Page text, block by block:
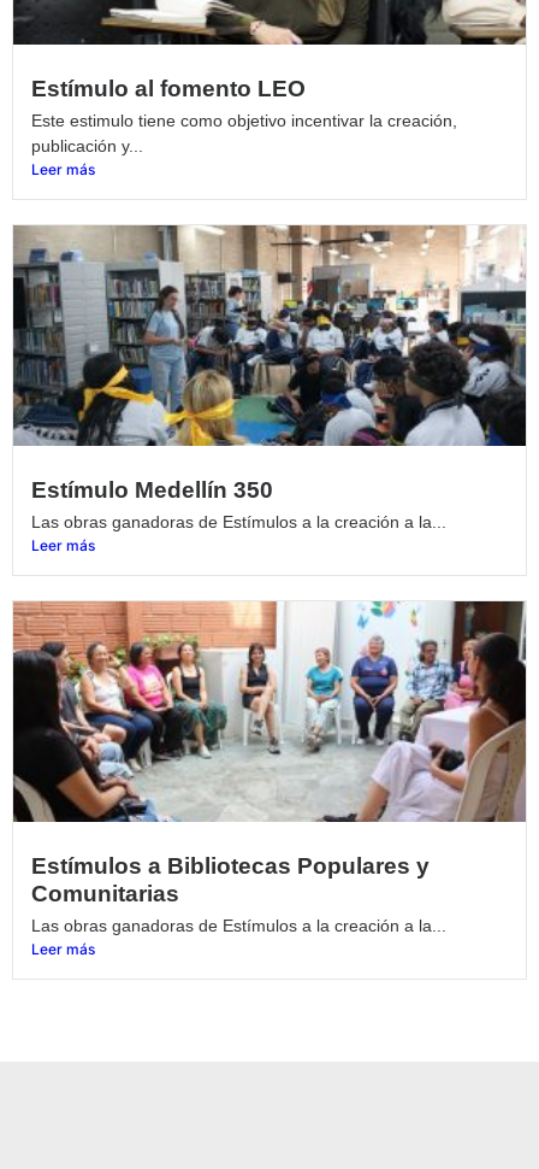
Estímulo al fomento LEO
Este estimulo tiene como objetivo incentivar la creación,
publicación y...
Leer más
Estímulo Medellín 350
Las obras ganadoras de Estímulos a la creación a la...
Leer más
Estímulos a Bibliotecas Populares y
Comunitarias
Las obras ganadoras de Estímulos a la creación a la...
Leer más